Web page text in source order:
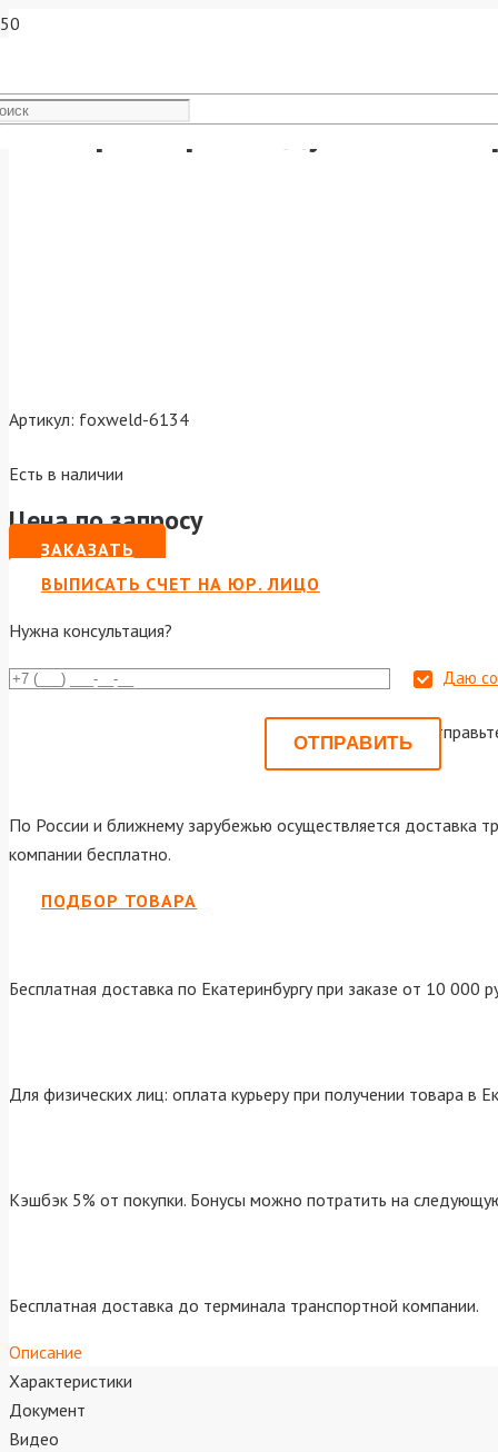
Аппарат аргонодуговой
Артикул: foxweld-6134
Есть в наличии
Цена по запросу
ЗАКАЗАТЬ
ВЫПИСАТЬ СЧЕТ НА ЮР. ЛИЦО
Нужна консультация?
Даю
Или
По России и ближнему зарубежью осуществляется доставка
компании бесплатно.
ПОДБОР ТОВАРА
Бесплатная доставка по Екатеринбургу при заказе от 10 000
Для физических лиц: оплата курьеру при получении товара в
Кэшбэк 5% от покупки. Бонусы можно потратить на
Бесплатная доставка до терминала транспортной компании.
Описание
Характеристики
Документ
Видео